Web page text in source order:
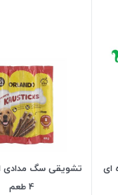
ای
تشویقی سگ مدادی
4 طعم